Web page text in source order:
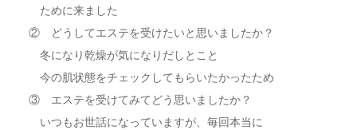
ために来ました
② どうしてエステを受けたいと思いましたか？
冬になり乾燥が気になりだしとこと
今の肌状態をチェックしてもらいたかったため
③ エステを受けてみてどう思いましたか？
いつもお世話になっていますが、毎回本当に